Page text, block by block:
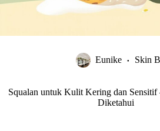
Eunike Skin
Squalan untuk Kulit Kering dan Sensitif
Diketahui